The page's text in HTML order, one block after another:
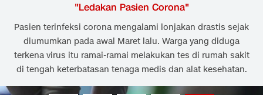
"Ledakan Pasien Corona"
Pasien terinfeksi corona mengalami lonjakan drastis sejak
diumumkan pada awal Maret lalu. Warga yang diduga
terkena virus itu ramai-ramai melakukan tes di rumah sakit
di tengah keterbatasan tenaga medis dan alat kesehatan.